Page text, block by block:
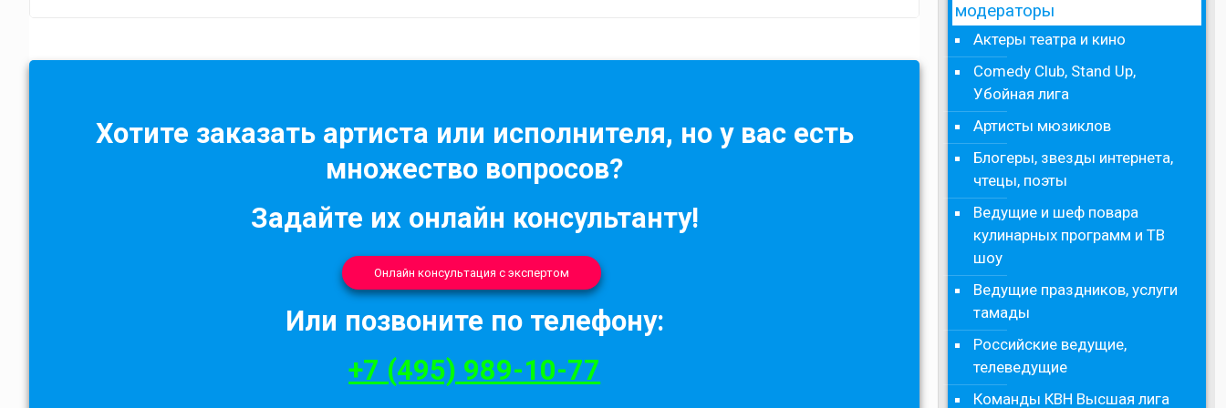
Хотите заказать артиста или исполнителя, но у вас есть
множество вопросов?
Задайте их онлайн консультанту!
Онлайн консультация с экспертом
Или позвоните по телефону:
+7 (495) 989-10-77
модераторы
Актеры театра и кино
Comedy Club, Stand Up,
Убойная лига
Артисты мюзиклов
Блогеры, звезды интернета,
чтецы, поэты
Ведущие и шеф повара
кулинарных программ и ТВ
шоу
Ведущие праздников, услуги
тамады
Российские ведущие,
телеведущие
Команды КВН Высшая лига